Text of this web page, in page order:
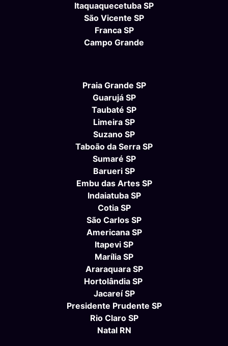
Itaquaquecetuba SP
São Vicente SP
Franca SP
Campo Grande
Praia Grande SP
Guarujá SP
Taubaté SP
Limeira SP
Suzano SP
Taboão da Serra SP
Sumaré SP
Barueri SP
Embu das Artes SP
Indaiatuba SP
Cotia SP
São Carlos SP
Americana SP
Itapevi SP
Marília SP
Araraquara SP
Hortolândia SP
Jacareí SP
Presidente Prudente SP
Rio Claro SP
Natal RN